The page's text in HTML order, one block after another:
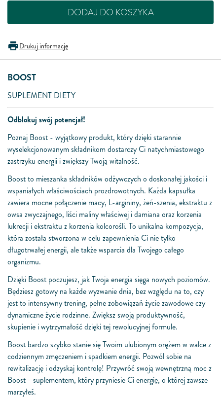
DODAJ DO KOSZYKA
Drukuj informację
BOOST
SUPLEMENT DIETY
Odblokuj swój potencjał!
Poznaj Boost - wyjątkowy produkt, który dzięki starannie
wyselekcjonowanym składnikom dostarczy Ci natychmiastowego
zastrzyku energii i zwiększy Twoją witalność.
Boost to mieszanka składników odżywczych o doskonałej jakości i
wspaniałych właściwościach prozdrowotnych. Każda kapsułka
zawiera mocne połączenie macy, L-argininy, żeń-szenia, ekstraktu z
owsa zwyczajnego, liści maliny właściwej i damiana oraz korzenia
lukrecji i ekstraktu z korzenia kolcorośli. To unikalna kompozycja,
która została stworzona w celu zapewnienia Ci nie tylko
długotrwałej energii, ale także wsparcia dla Twojego całego
organizmu.
Dzięki Boost poczujesz, jak Twoja energia sięga nowych poziomów.
Będziesz gotowy na każde wyzwanie dnia, bez względu na to, czy
jest to intensywny trening, pełne zobowiązań życie zawodowe czy
dynamiczne życie rodzinne. Zwiększ swoją produktywność,
skupienie i wytrzymałość dzięki tej rewolucyjnej formule.
Boost bardzo szybko stanie się Twoim ulubionym orężem w walce z
codziennym zmęczeniem i spadkiem energii. Pozwól sobie na
rewitalizację i odzyskaj kontrolę! Przywróć swoją wewnętrzną moc z
Boost - suplementem, który przyniesie Ci energię, o której zawsze
marzyłeś.